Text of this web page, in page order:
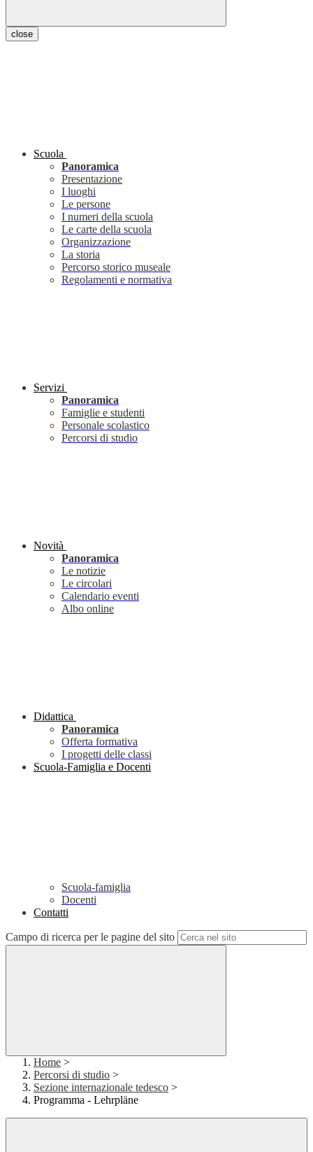
close
Scuola
Panoramica
Presentazione
I luoghi
Le persone
I numeri della scuola
Le carte della scuola
Organizzazione
La storia
Percorso storico museale
Regolamenti e normativa
Servizi
Panoramica
Famiglie e studenti
Personale scolastico
Percorsi di studio
Novità
Panoramica
Le notizie
Le circolari
Calendario eventi
Albo online
Didattica
Panoramica
Offerta formativa
I progetti delle classi
Scuola-Famiglia e Docenti
Scuola-famiglia
Docenti
Contatti
Campo di ricerca per le pagine del sito
Home >
Percorsi di studio >
Sezione internazionale tedesco >
Programma - Lehrpläne